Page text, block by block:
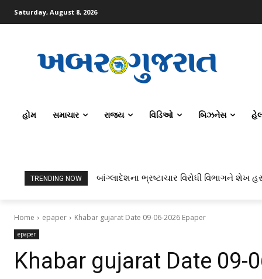
Saturday, August 8, 2026
હોમ સમાચાર રાજ્ય વિડિઓ બિઝનેસ
TRENDING NOW બાંગ્લાદેશના ભ્રષ્ટાચાર વિરોધી વિભાગને શેખ
Home epaper Khabar gujarat Date 09-06-2026 Epaper
epaper
Khabar gujarat Date 09-